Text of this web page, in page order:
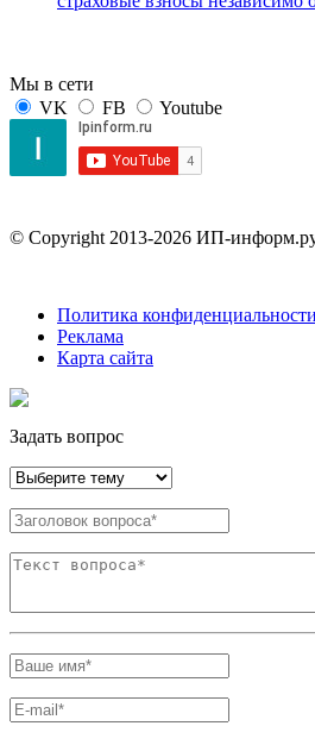
Мы в сети
VK
FB Youtube
© Copyright 2013-2026 ИП-
Политика конфиденциальности
Реклама
Карта сайта
Задать вопрос